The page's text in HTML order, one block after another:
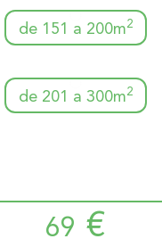
de 151 a 200m2
de 201 a 300m2
69 €